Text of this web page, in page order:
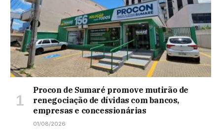
Procon de Sumaré promove mutirão de
renegociação de dívidas com bancos,
empresas e concessionárias
01/08/2026